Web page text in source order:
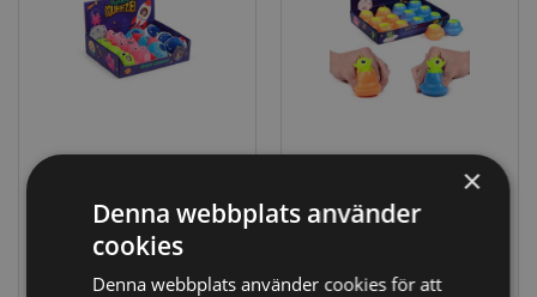
Space Cadets
Rymd Plysch
Klämmig Leksak
TY1008
UFO Pop Out
×
Denna webbplats använder
cookies
Denna webbplats använder cookies för att